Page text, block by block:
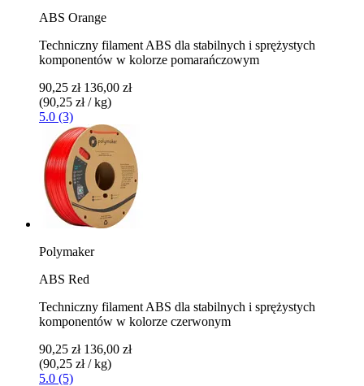
ABS Orange
Techniczny filament ABS dla stabilnych i sprężystych
komponentów w kolorze pomarańczowym
90,25 zł 136,00 zł
(90,25 zł / kg)
5.0 (3)
Polymaker
ABS Red
Techniczny filament ABS dla stabilnych i sprężystych
komponentów w kolorze czerwonym
90,25 zł 136,00 zł
(90,25 zł / kg)
5.0 (5)